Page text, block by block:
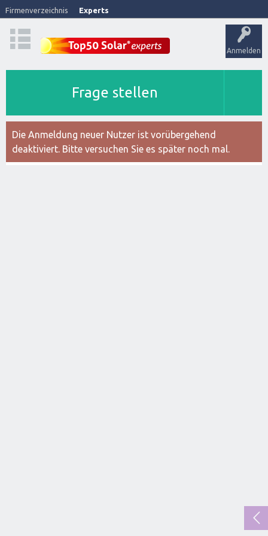
Firmenverzeichnis Experts
Anmelden
Frage stellen
Die Anmeldung neuer Nutzer ist vorübergehend
deaktiviert. Bitte versuchen Sie es später noch mal.